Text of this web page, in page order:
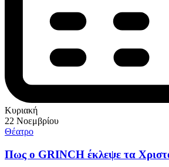
Κυριακή
22 Νοεμβρίου
Θέατρο
Πως ο GRINCH έκλεψε τα